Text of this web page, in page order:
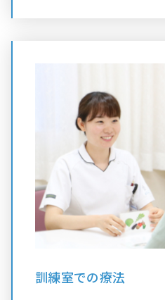
訓練室での療法